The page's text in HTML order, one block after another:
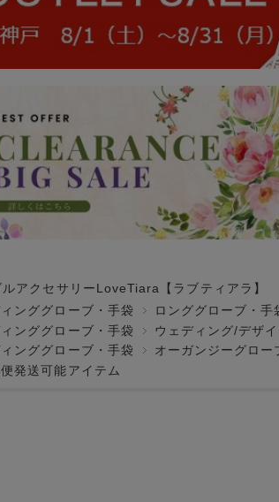
アクセサリーLoveTiara【ラブティアラ】
ンググローブ・手袋
ロンググローブ・手
ンググローブ・手袋
ウェディング/デザ
ンググローブ・手袋
オーガンジーグロー
発送可能アイテム